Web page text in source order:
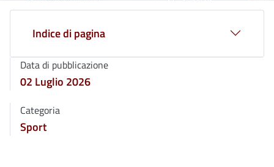
Data di pubblicazione
02 Luglio 2026
Categoria
Sport
Indice di pagina